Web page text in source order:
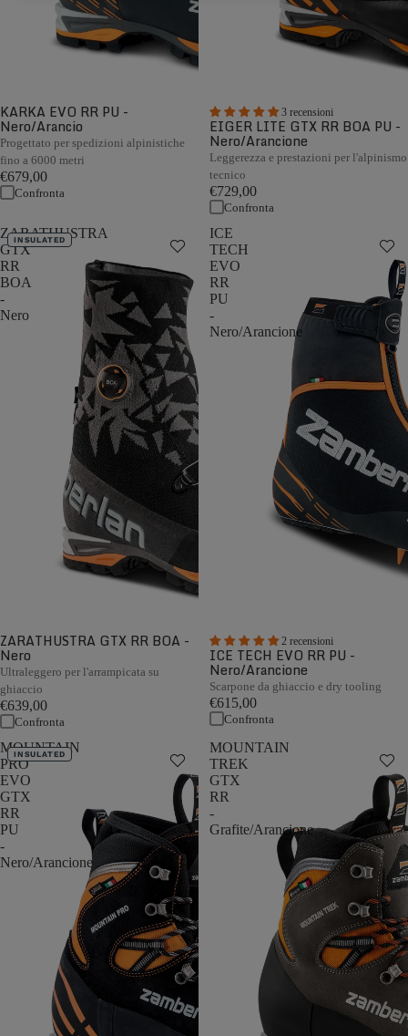
KARKA EVO RR PU -
Nero/Arancio
Progettato per spedizioni alpinistiche
fino a 6000 metri
€679,00
Confronta
3 recensioni
EIGER LITE GTX RR BOA PU -
Nero/Arancione
Leggerezza e prestazioni per l'alpinismo
tecnico
€729,00
Confronta
ZARATHUSTRA
GTX
RR
BOA
-
Nero
INSULATED
ZARATHUSTRA GTX RR BOA -
Nero
Ultraleggero per l'arrampicata su
ghiaccio
€639,00
Confronta
ICE
TECH
EVO
RR
PU
-
Nero/Arancione
2 recensioni
ICE TECH EVO RR PU -
Nero/Arancione
Scarpone da ghiaccio e dry tooling
€615,00
Confronta
MOUNTAIN
PRO
EVO
GTX
RR
PU
-
Nero/Arancione
INSULATED
MOUNTAIN
TREK
GTX
RR
-
Grafite/Arancione